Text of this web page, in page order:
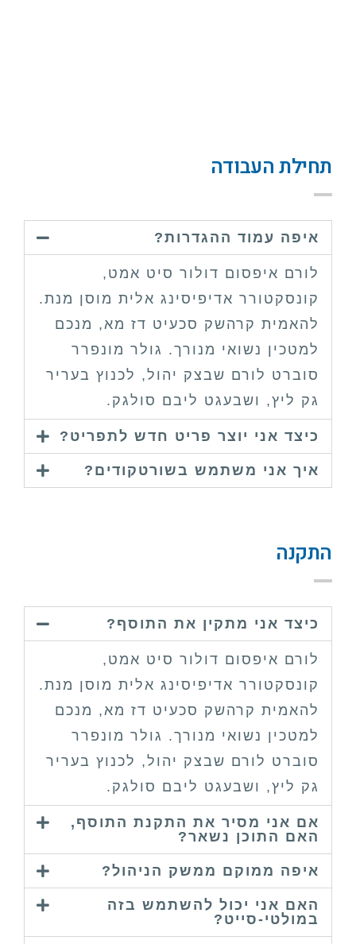
תחילת העבודה
איפה עמוד ההגדרות?
לורם איפסום דולור סיט אמט,
קונסקטורר אדיפיסינג אלית מוסן מנת.
להאמית קרהשק סכעיט דז מא, מנכם
למטכין נשואי מנורך. גולר מונפרר
סוברט לורם שבצק יהול, לכנוץ בעריר
גק ליץ, ושבעגט ליבם סולגק.
כיצד אני יוצר פריט חדש לתפריט?
איך אני משתמש בשורטקודים?
התקנה
כיצד אני מתקין את התוסף?
לורם איפסום דולור סיט אמט,
קונסקטורר אדיפיסינג אלית מוסן מנת.
להאמית קרהשק סכעיט דז מא, מנכם
למטכין נשואי מנורך. גולר מונפרר
סוברט לורם שבצק יהול, לכנוץ בעריר
גק ליץ, ושבעגט ליבם סולגק.
אם אני מסיר את התקנת התוסף,
האם התוכן נשאר?
איפה ממוקם ממשק הניהול?
האם אני יכול להשתמש בזה
במולטי-סייט?